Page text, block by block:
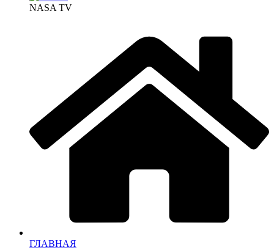
NASA TV
ГЛАВНАЯ